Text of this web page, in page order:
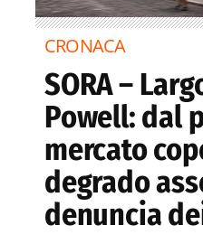
CRONACA
SORA –
Powell: dal
mercato
degrado
denuncia